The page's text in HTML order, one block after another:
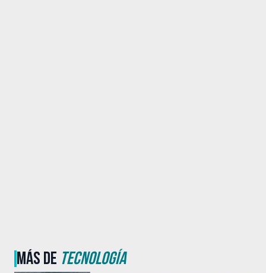
MÁS DE TECNOLOGÍA